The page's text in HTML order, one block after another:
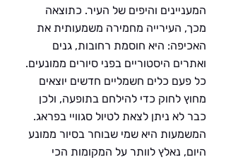
המעניינים והיפים של העיר. כתוצאה
מכך, העירייה מחמירה משמעותית את
האכיפה: היא חוסמת רחובות, גנים
ואתרים היסטוריים בפני סיורים ממונעים.
כל פעם כלים חשמליים חדשים יוצאים
מחוץ לחוק כדי להילחם בתופעה, ולכן
כבר לא ניתן לצאת לטיול סגוויי בפראג.
המשמעות היא שמי שבוחר בסיור ממונע
היום, נאלץ לוותר על המקומות הכי